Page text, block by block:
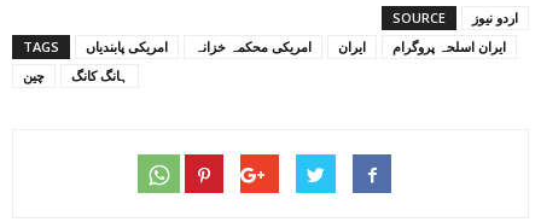
SOURCE
اردو نیوز
TAGS
امریکی پابندیاں امریکی محکمہ خزانہ ایران
ایران اسلحہ پروگرام
چین
ہانگ کانگ